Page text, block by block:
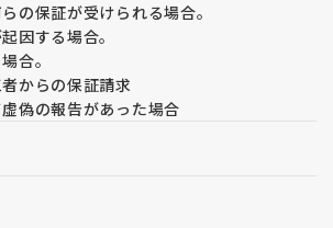
の保証が受けられる場合。
因する場合。
合。
からの保証請求
偽の報告があった場合